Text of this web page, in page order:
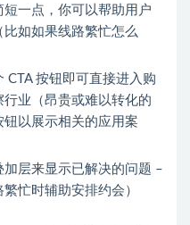
一点，你可以帮助用户
如如果线路繁忙怎么
CTA 按钮即可直接进入购
业（昂贵或难以转化的
以展示相关的应用案
层来显示已解决的问题 –
忙时辅助安排约会）